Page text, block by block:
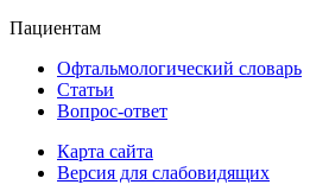
Пациентам
Офтальмологический словарь
Статьи
Вопрос-ответ
Карта сайта
Версия для слабовидящих